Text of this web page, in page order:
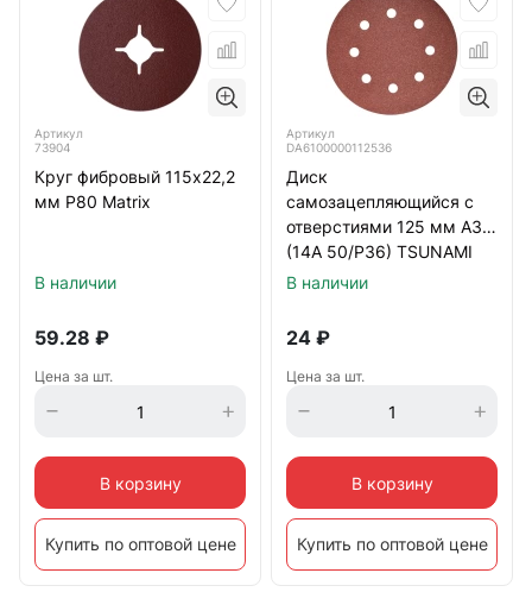
Артикул
73904
Круг фибровый 115х22,2
мм Р80 Matrix
В наличии
59.28 ₽
Цена за шт.
В корзину
Купить по оптовой цене
Артикул
DA6100000112536
Диск
самозацепляющийся с
отверстиями 125 мм А36
(14А 50/Р36) TSUNAMI
В наличии
24 ₽
Цена за шт.
В корзину
Купить по оптовой цене